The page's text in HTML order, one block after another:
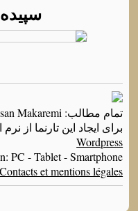
تمام مطالب: Copyright ©2026 Hassan Makaremi
برای ایجاد این تارنما از
Wordpress
PC - Tablet - Smartphone
Contacts et mentions légales